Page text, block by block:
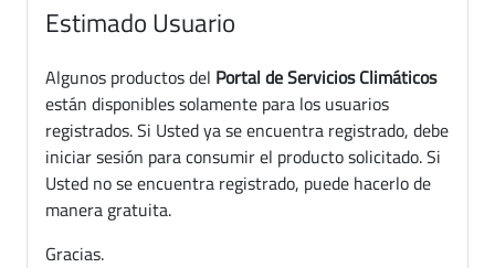
Estimado Usuario
Algunos productos del Portal de Servicios Climáticos
están disponibles solamente para los usuarios
registrados. Si Usted ya se encuentra registrado, debe
iniciar sesión para consumir el producto solicitado. Si
Usted no se encuentra registrado, puede hacerlo de
manera gratuita.
Gracias.